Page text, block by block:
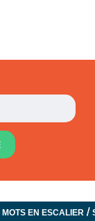
MOTS EN ESCALIER /